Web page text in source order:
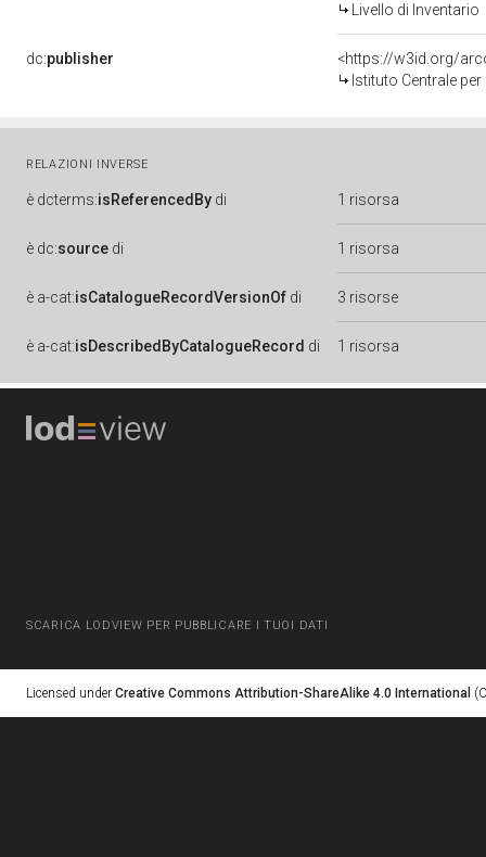
Livello di Inventario
dc:publisher
<https://w3id.org/
Istituto Centrale
RELAZIONI INVERSE
è dcterms:isReferencedBy di 1 risorsa
è dc:source di 1 risorsa
è a-cat:isCatalogueRecordVersionOf di 3 risorse
è a-cat:isDescribedByCatalogueRecord di 1 risorsa
SCARICA LODVIEW PER PUBBLICARE I TUOI DATI
Licensed under Creative Commons Attribution-ShareAlike 4.0 International